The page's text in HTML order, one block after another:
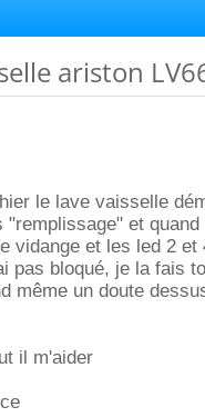
ariston
le lave vaisselle
"remplissage" et
vidange et les led 2
pas bloqué, je la fais
même un doute
il m'aider